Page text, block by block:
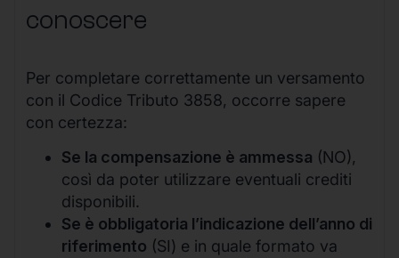
conoscere
Per completare correttamente un versamento
con il Codice Tributo 3858, occorre sapere
con certezza:
Se la compensazione è ammessa (NO),
così da poter utilizzare eventuali crediti
disponibili.
Se è obbligatoria l’indicazione dell’anno di
riferimento (SI) e in quale formato va